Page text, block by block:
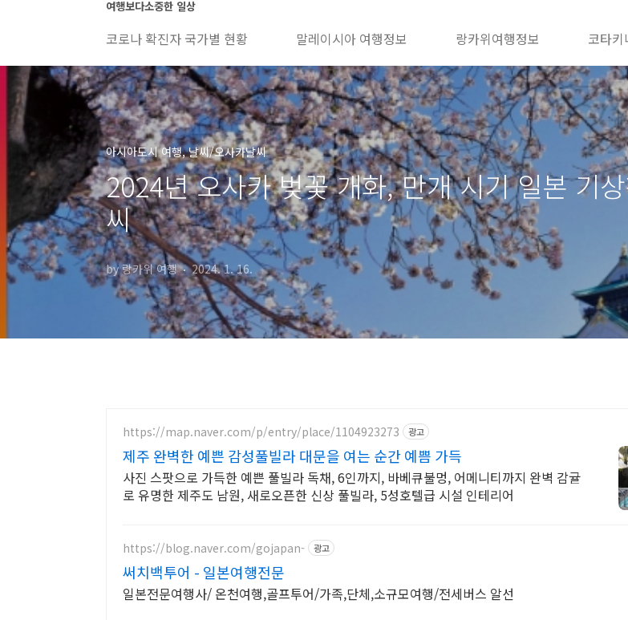
여행보다소중한 일상
코로나 확진자 국가별 현황 말레이시아 여행정보 랑카위여행정보 코타
아시아도시 여행, 날씨/오사카날씨
2024년 오사카 벚꽃 개화, 만개 시기 일본 기
씨
by 랑카위 여행 2024. 1. 16.
https://map.naver.com/p/entry/place/1104923273 광고
제주 완벽한 예쁜 감성풀빌라 대문을 여는 순간 예쁨 가득
사진 스팟으로 가득한 예쁜 풀빌라 독채, 6인까지, 바베큐불멍, 어메니티까지 완벽 감귤
로 유명한 제주도 남원, 새로오픈한 신상 풀빌라, 5성호텔급 시설 인테리어
https://blog.naver.com/gojapan- 광고
써치백투어 - 일본여행전문
일본전문여행사/ 온천여행,골프투어/가족,단체,소규모여행/전세버스 알선